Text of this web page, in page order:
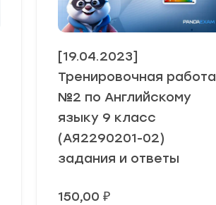
[19.04.2023]
Тренировочная работа
№2 по Английскому
языку 9 класс
(АЯ2290201-02)
задания и ответы
150,00 ₽